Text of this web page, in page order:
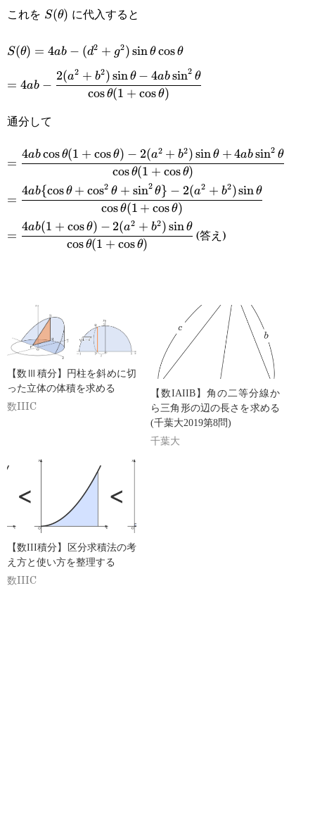
これを S(\theta)
S(θ) に代入すると
S(\theta)=4ab-
(d^2+g^2)\sin\theta\cos\theta
S(θ) = 4ab − (d2 + g2) sinθ cosθ
=4ab-
\cfrac{2(a^2+b^2)\sin\theta-
4ab\sin^2\theta}
{\cos\theta(1+\cos\theta)}
= 4ab −
cosθ(1 + cosθ)
2(a2 + b2)sinθ − 4absin2 θ
通分して
=\cfrac{4ab\cos\theta(1+\cos\theta)-
{\cos\theta(1+\cos\theta)}
=
cosθ(1 + cosθ)
4abcosθ(1 + cosθ) − 2(a2 + b2) sinθ + 4absin2 θ
=\cfrac{4ab\
{\cos\theta+\cos^2\theta+\sin^2\theta\}-
{\cos\theta(1+\cos\theta)}
=
cosθ(1 + cosθ)
4ab{cosθ + cos2 θ + sin2 θ} − 2(a2 + b2)sinθ
=\cfrac{4ab(1+\cos\theta)-2(a^2+b^2)\sin\theta}
{\cos\theta(1+\cos\theta)}
=
cosθ(1 + cosθ)
4ab(1 + cosθ) − 2(a2 + b2)sinθ(答え)
【数Ⅲ積分】円柱を斜めに切
った立体の体積を求める
数IIIC
【数IAIIB】角の二等分線か
ら三角形の辺の長さを求める
(千葉大2019第8問)
千葉大
【数III積分】区分求積法の考
え方と使い方を整理する
数IIIC